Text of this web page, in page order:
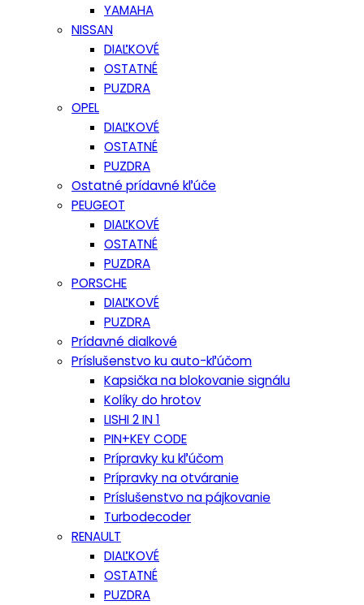
YAMAHA
NISSAN
DIAĽKOVÉ
OSTATNÉ
PUZDRA
OPEL
DIAĽKOVÉ
OSTATNÉ
PUZDRA
Ostatné prídavné kľúče
PEUGEOT
DIAĽKOVÉ
OSTATNÉ
PUZDRA
PORSCHE
DIAĽKOVÉ
PUZDRA
Prídavné dialkové
Príslušenstvo ku auto-kľúčom
Kapsička na blokovanie signálu
Kolíky do hrotov
LISHI 2 IN 1
PIN+KEY CODE
Prípravky ku kľúčom
Prípravky na otváranie
Príslušenstvo na pájkovanie
Turbodecoder
RENAULT
DIAĽKOVÉ
OSTATNÉ
PUZDRA